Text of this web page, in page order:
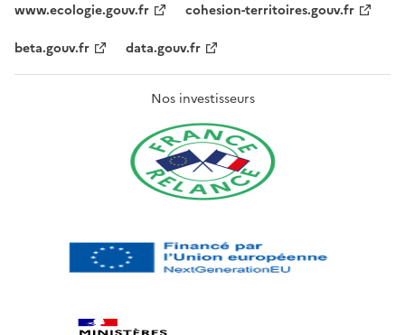
www.ecologie.gouv.fr
cohesion-territoires.gouv.fr
beta.gouv.fr
data.gouv.fr
Nos investisseurs